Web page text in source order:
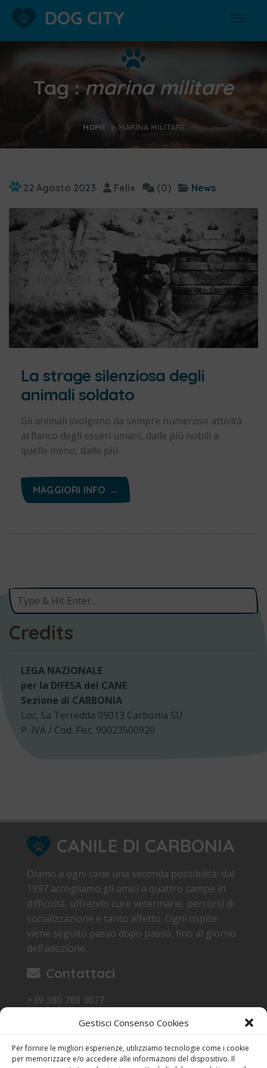
Gestisci Consenso Cookies
Per fornire le migliori esperienze, utilizziamo tecnologie come i cookie
per memorizzare e/o accedere alle informazioni del dispositivo. Il
DOG CITY
Tag :marina militare
HOME MARINA MILITARE
22 Agosto 2023 Felix (0) News
La strage silenziosa degli
animali soldato
Gli animali svolgono da sempre numerose attività
al fianco degli esseri umani, dalle più nobili a
quelle meno, dalle più
MAGGIORI INFO →
Credits
LEGA NAZIONALE
per la DIFESA del CANE
Sezione di CARBONIA
Loc. Sa Terredda 09013 Carbonia SU
P. IVA / Cod. Fisc. 90023500920
CANILE DI CARBONIA
Diamo a ogni cane una seconda possibilità: dal
1997 accogliamo gli amici a quattro zampe in
difficoltà, offrendo cure veterinarie, percorsi di
socializzazione e tanto affetto. Ogni ospite
viene seguito passo dopo passo, fino al giorno
dell’adozione.
Contattaci
+39 380 788 3877
Loc. Sa Terredda 09013 Carbonia SU
Orari di Visita